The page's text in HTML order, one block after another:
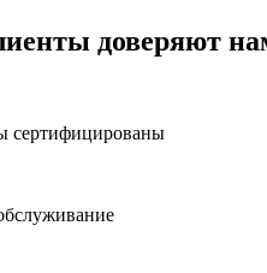
доверяют
сертифицированы